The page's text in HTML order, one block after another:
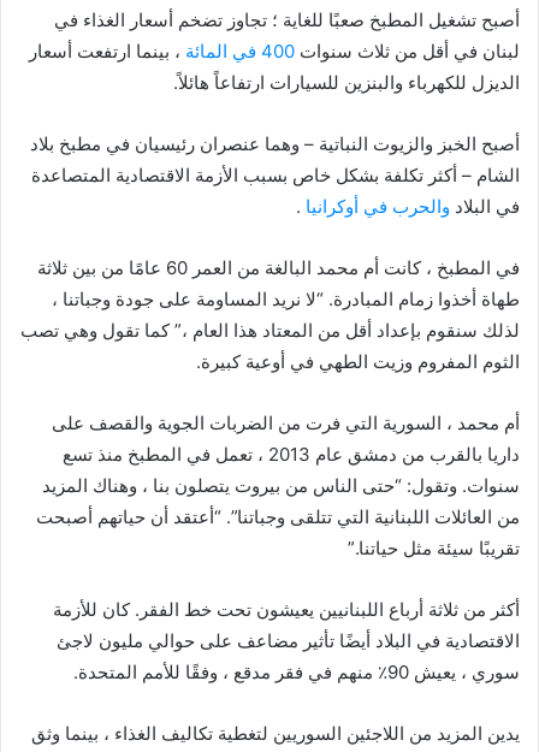
أصبح تشغيل المطبخ صعبًا للغاية ؛ تجاوز تضخم أسعار الغذاء في
لبنان في أقل من ثلاث سنوات 400 في المائة
، بينما ارتفعت أسعار
الديزل للكهرباء والبنزين للسيارات ارتفاعاً هائلاً.
أصبح الخبز والزيوت النباتية – وهما عنصران رئيسيان في مطبخ بلاد
الشام – أكثر تكلفة بشكل خاص بسبب الأزمة الاقتصادية المتصاعدة
في البلاد والحرب في أوكرانيا .
في المطبخ ، كانت أم محمد البالغة من العمر 60 عامًا من بين ثلاثة
طهاة أخذوا زمام المبادرة. “لا نريد المساومة على جودة وجباتنا ،
لذلك سنقوم بإعداد أقل من المعتاد هذا العام ،” كما تقول وهي تصب
الثوم المفروم وزيت الطهي في أوعية كبيرة.
أم محمد ، السورية التي فرت من الضربات الجوية والقصف على
داريا بالقرب من دمشق عام 2013 ، تعمل في المطبخ منذ تسع
سنوات. وتقول: “حتى الناس من بيروت يتصلون بنا ، وهناك المزيد
من العائلات اللبنانية التي تتلقى وجباتنا”. “أعتقد أن حياتهم أصبحت
تقريبًا سيئة مثل حياتنا.”
أكثر من ثلاثة أرباع اللبنانيين يعيشون تحت خط الفقر. كان للأزمة
الاقتصادية في البلاد أيضًا تأثير مضاعف على حوالي مليون لاجئ
سوري ، يعيش 90٪ منهم في فقر مدقع ، وفقًا للأمم المتحدة.
يدين المزيد من اللاجئين السوريين لتغطية تكاليف الغذاء ، بينما وثق